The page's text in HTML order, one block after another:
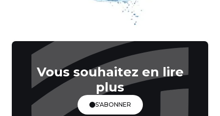
Vous souhaitez en lire
plus
S'ABONNER